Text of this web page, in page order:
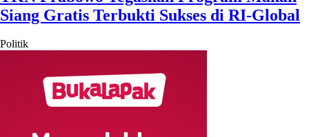
Siang Gratis Terbukti Sukses di RI-Global
Politik